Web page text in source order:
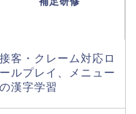
接客・クレーム対応ロ
ールプレイ、メニュー
の漢字学習